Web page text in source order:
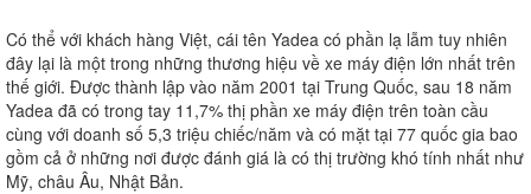
Có thể với khách hàng Việt, cái tên Yadea có phần lạ lẫm tuy nhiên
đây lại là một trong những thương hiệu về xe máy điện lớn nhất trên
thế giới. Được thành lập vào năm 2001 tại Trung Quốc, sau 18 năm
Yadea đã có trong tay 11,7% thị phần xe máy điện trên toàn cầu
cùng với doanh số 5,3 triệu chiếc/năm và có mặt tại 77 quốc gia bao
gồm cả ở những nơi được đánh giá là có thị trường khó tính nhất như
Mỹ, châu Âu, Nhật Bản.